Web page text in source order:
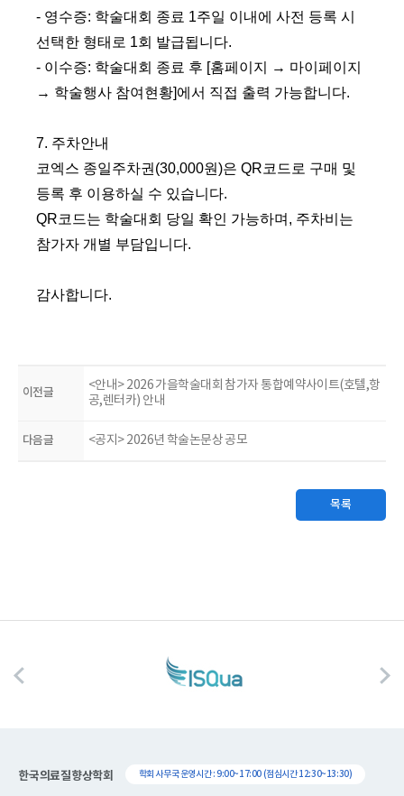
- 영수증: 학술대회 종료 1주일 이내에 사전 등록 시
선택한 형태로 1회 발급됩니다.
- 이수증: 학술대회 종료 후 [홈페이지 → 마이페이지
→ 학술행사 참여현황]에서 직접 출력 가능합니다.
7. 주차안내
코엑스 종일주차권 (30,000원)은 QR코드로 구매 및
등록 후 이용하실 수 있습니다.
QR코드는 학술대회 당일 확인 가능하며 , 주차비는
참가자 개별 부담입니다.
감사합니다.
이전글
<안내> 2026 가을학술대회 참가자 통합예약사이트(호텔,항
공,렌터카) 안내
다음글 <공지> 2026년 학술논문상 공모
목록
한국의료질향상학회 학회 사무국 운영시간 : 9:00~17:00 (점심시간 12:30~13:30)